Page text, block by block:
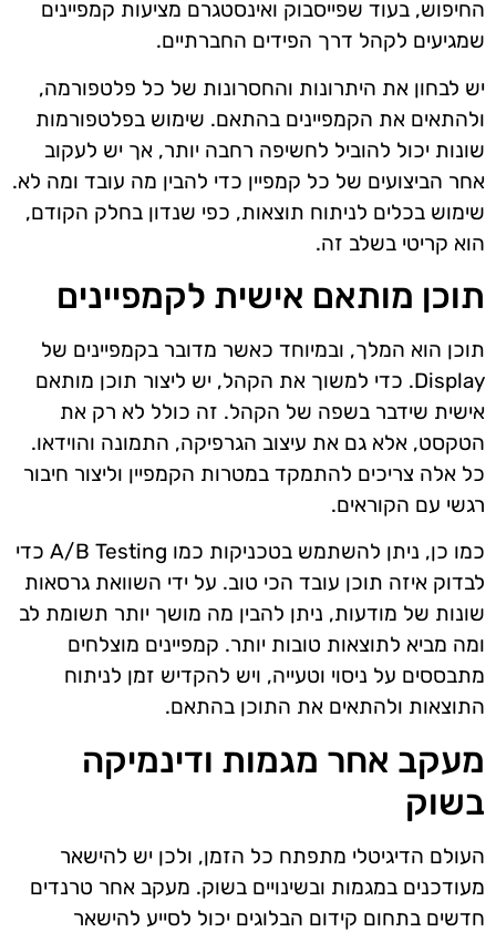
החיפוש, בעוד שפייסבוק ואינסטגרם מציעות קמפיינים
שמגיעים לקהל דרך הפידים החברתיים.
יש לבחון את היתרונות והחסרונות של כל פלטפורמה,
ולהתאים את הקמפיינים בהתאם. שימוש בפלטפורמות
שונות יכול להוביל לחשיפה רחבה יותר, אך יש לעקוב
אחר הביצועים של כל קמפיין כדי להבין מה עובד ומה לא.
שימוש בכלים לניתוח תוצאות, כפי שנדון בחלק הקודם,
הוא קריטי בשלב זה.
תוכן מותאם אישית לקמפיינים
תוכן הוא המלך, ובמיוחד כאשר מדובר בקמפיינים של
Display. כדי למשוך את הקהל, יש ליצור תוכן מותאם
אישית שידבר בשפה של הקהל. זה כולל לא רק את
הטקסט, אלא גם את עיצוב הגרפיקה, התמונה והוידאו.
כל אלה צריכים להתמקד במטרות הקמפיין וליצור חיבור
רגשי עם הקוראים.
כמו כן, ניתן להשתמש בטכניקות כמו A/B Testing כדי
לבדוק איזה תוכן עובד הכי טוב. על ידי השוואת גרסאות
שונות של מודעות, ניתן להבין מה מושך יותר תשומת לב
ומה מביא לתוצאות טובות יותר. קמפיינים מוצלחים
מתבססים על ניסוי וטעייה, ויש להקדיש זמן לניתוח
התוצאות ולהתאים את התוכן בהתאם.
מעקב אחר מגמות ודינמיקה
בשוק
העולם הדיגיטלי מתפתח כל הזמן, ולכן יש להישאר
מעודכנים במגמות ובשינויים בשוק. מעקב אחר טרנדים
חדשים בתחום קידום הבלוגים יכול לסייע להישאר